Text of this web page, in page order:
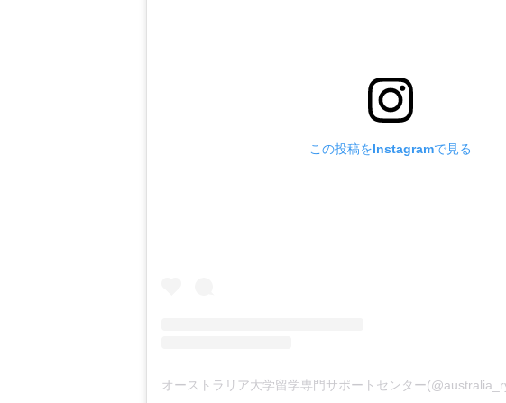
この投稿をInstagramで見る